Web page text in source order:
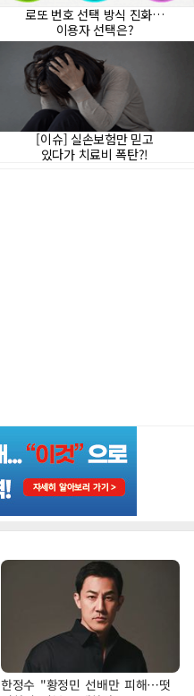
한정수 "황정민 선배만 피해…떳